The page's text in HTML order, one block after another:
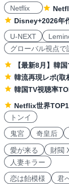
Netflix
Disney+2026年
U-NEXT
グローバル視点で
【最新8月】韓
韓流再現レポ(取
韓国TV視聴率
Netflix世界
トンイ
鬼宮
奇皇后
愛が来る 財閥
人妻キラー
恋は飴模様
君